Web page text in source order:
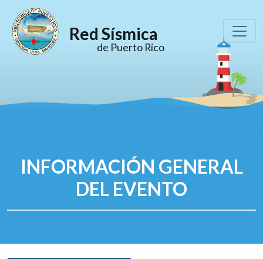
Red Sísmica
de Puerto Rico
INFORMACIÓN GENERAL
DEL EVENTO